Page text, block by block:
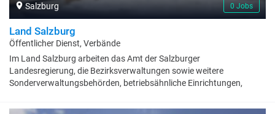
Wasserkraft, Windkraft und Photovoltaik sowie der Energiehandel
im Ausland sind in der KI-KELAG International GmbH gebündelt.
0 Jobs
Salzburg
Land Salzburg
Öffentlicher Dienst, Verbände
Im Land Salzburg arbeiten das Amt der Salzburger
Landesregierung, die Bezirksverwaltungen sowie weitere
Sonderverwaltungsbehörden, betriebsähnliche Einrichtungen,
nichtbehördliche Einrichtungen und sonstige Einrichtungen des